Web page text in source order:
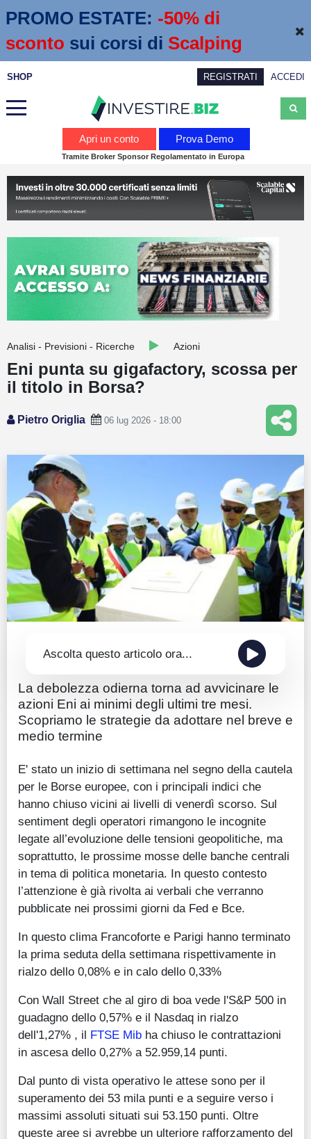
PROMO ESTATE: -50% di
sconto sui corsi di Scalping
SHOP REGISTRATI ACCEDI
Calendario economico
Webinar
Trading
Education
Quotazioni
Conto IG
Guru Monitor
Altro
Apri un conto Prova Demo
Tramite Broker Sponsor Regolamentato in Europa
Analisi - Previsioni - Ricerche Azioni
Eni punta su gigafactory, scossa per
il titolo in Borsa?
Pietro Origlia 06 lug 2026 - 18:00
Ascolta questo articolo ora...
La debolezza odierna torna ad avvicinare le
azioni Eni ai minimi degli ultimi tre mesi.
Scopriamo le strategie da adottare nel breve e
medio termine
E' stato un inizio di settimana nel segno della cautela
per le Borse europee, con i principali indici che
hanno chiuso vicini ai livelli di venerdì scorso. Sul
sentiment degli operatori rimangono le incognite
legate all’evoluzione delle tensioni geopolitiche, ma
soprattutto, le prossime mosse delle banche centrali
in tema di politica monetaria. In questo contesto
l’attenzione è già rivolta ai verbali che verranno
pubblicate nei prossimi giorni da Fed e Bce.
In questo clima Francoforte e Parigi hanno terminato
la prima seduta della settimana rispettivamente in
rialzo dello 0,08% e in calo dello 0,33%
Con Wall Street che al giro di boa vede l'S&P 500 in
guadagno dello 0,57% e il Nasdaq in rialzo
dell'1,27% , il FTSE Mib ha chiuso le contrattazioni
in ascesa dello 0,27% a 52.959,14 punti.
Dal punto di vista operativo le attese sono per il
superamento dei 53 mila punti e a seguire verso i
massimi assoluti situati sui 53.150 punti. Oltre
queste aree si avrebbe un ulteriore rafforzamento del